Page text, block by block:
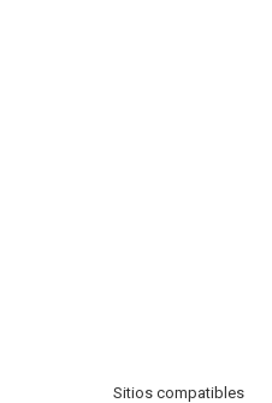
Sitios compatibles